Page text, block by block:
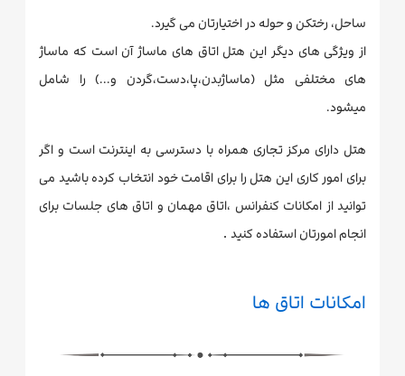
ساحل، رختکن و حوله در اختیارتان می گیرد.
از ویژگی های دیگر این هتل اتاق های ماساژ آن است که ماساژ
های مختلفی مثل (ماساژبدن،پا،دست،گردن و...) را شامل
میشود.
هتل دارای مرکز تجاری همراه با دسترسی به اینترنت است و اگر
برای امور کاری این هتل را برای اقامت خود انتخاب کرده باشید می
توانید از امکانات کنفرانس ،اتاق مهمان و اتاق های جلسات برای
انجام امورتان استفاده کنید .
امکانات اتاق ها